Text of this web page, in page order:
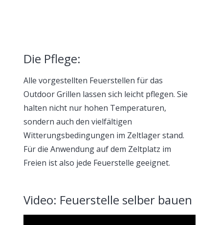
Die Pflege:
Alle vorgestellten Feuerstellen für das
Outdoor Grillen lassen sich leicht pflegen. Sie
halten nicht nur hohen Temperaturen,
sondern auch den vielfältigen
Witterungsbedingungen im Zeltlager stand.
Für die Anwendung auf dem Zeltplatz im
Freien ist also jede Feuerstelle geeignet.
Video: Feuerstelle selber bauen